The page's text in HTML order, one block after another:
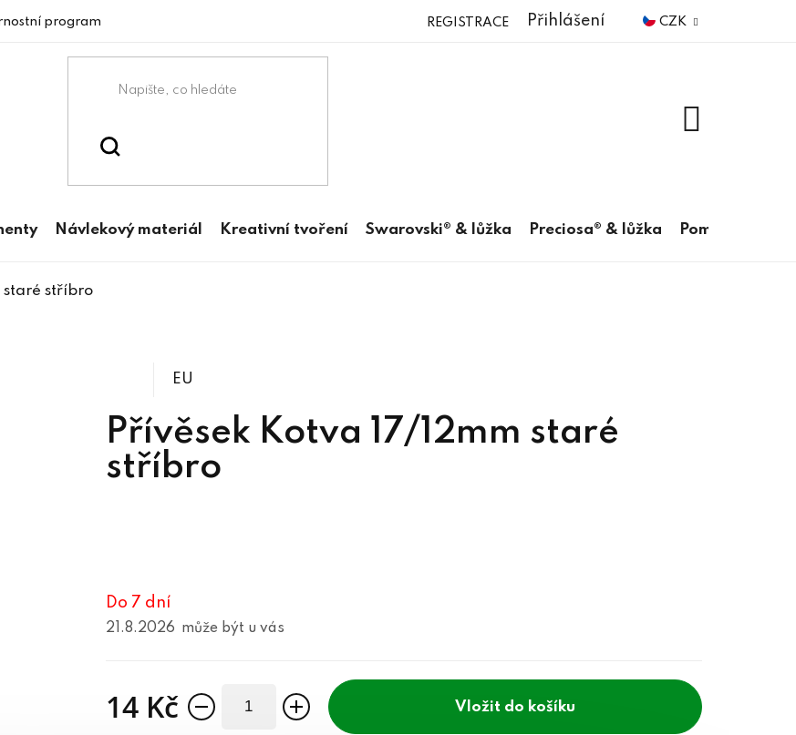
program CZK
Přihlášení
REGISTRACE
Návlekový materiál Kreativní tvoření Swarovski® & lůžka Preciosa® & lůžka Pomůcky
staré stříbro
Přívěsek Kotva 17/12mm staré
stříbro
EU
Do 7 dní
21.8.2026
14 Kč do košíku